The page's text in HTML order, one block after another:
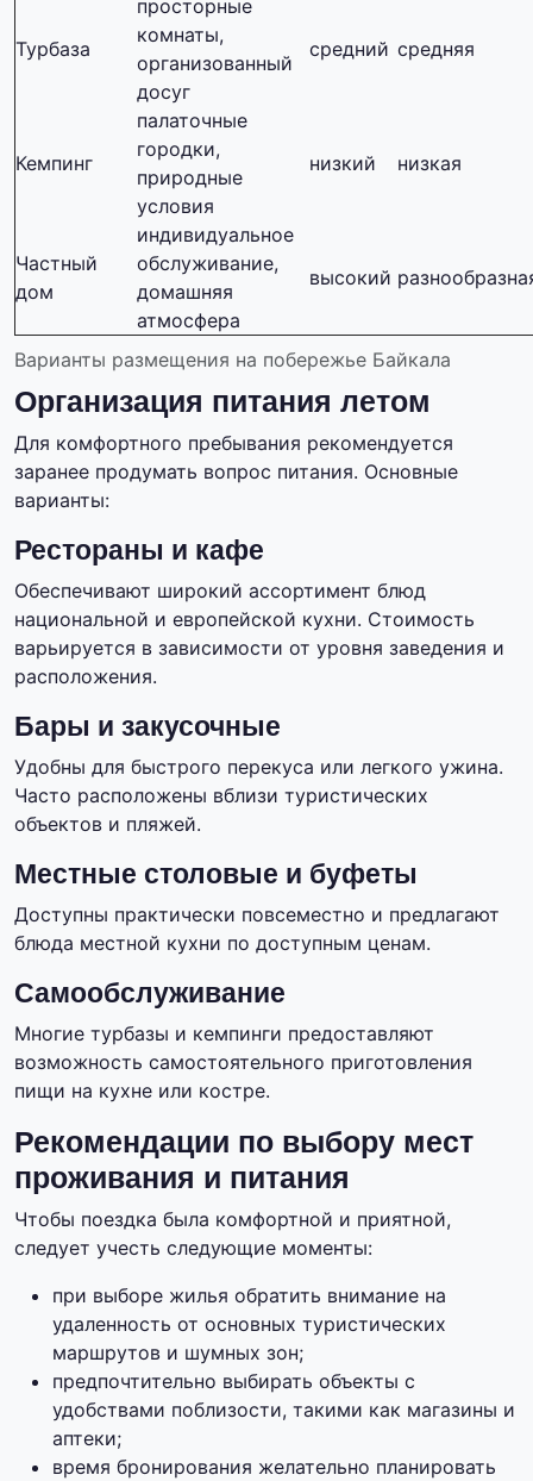
Варианты размещения на побережье Байкала
Турбаза
просторные
комнаты,
организованный
досуг
средний средняя
Кемпинг
палаточные
городки,
природные
условия
низкий низкая
Частный
дом
индивидуальное
обслуживание,
домашняя
атмосфера
высокий
Организация питания летом
Для комфортного пребывания рекомендуется
заранее продумать вопрос питания. Основные
варианты:
Рестораны и кафе
Обеспечивают широкий ассортимент блюд
национальной и европейской кухни. Стоимость
варьируется в зависимости от уровня заведения и
расположения.
Бары и закусочные
Удобны для быстрого перекуса или легкого ужина.
Часто расположены вблизи туристических
объектов и пляжей.
Местные столовые и буфеты
Доступны практически повсеместно и предлагают
блюда местной кухни по доступным ценам.
Самообслуживание
Многие турбазы и кемпинги предоставляют
возможность самостоятельного приготовления
пищи на кухне или костре.
Рекомендации по выбору мест
проживания и питания
Чтобы поездка была комфортной и приятной,
следует учесть следующие моменты:
при выборе жилья обратить внимание на
удаленность от основных туристических
маршрутов и шумных зон;
предпочтительно выбирать объекты с
удобствами поблизости, такими как магазины и
аптеки;
время бронирования желательно планировать